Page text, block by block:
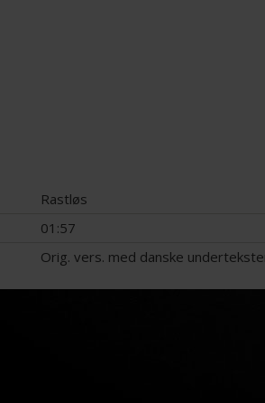
Rastløs
01:57
Orig. vers. med danske